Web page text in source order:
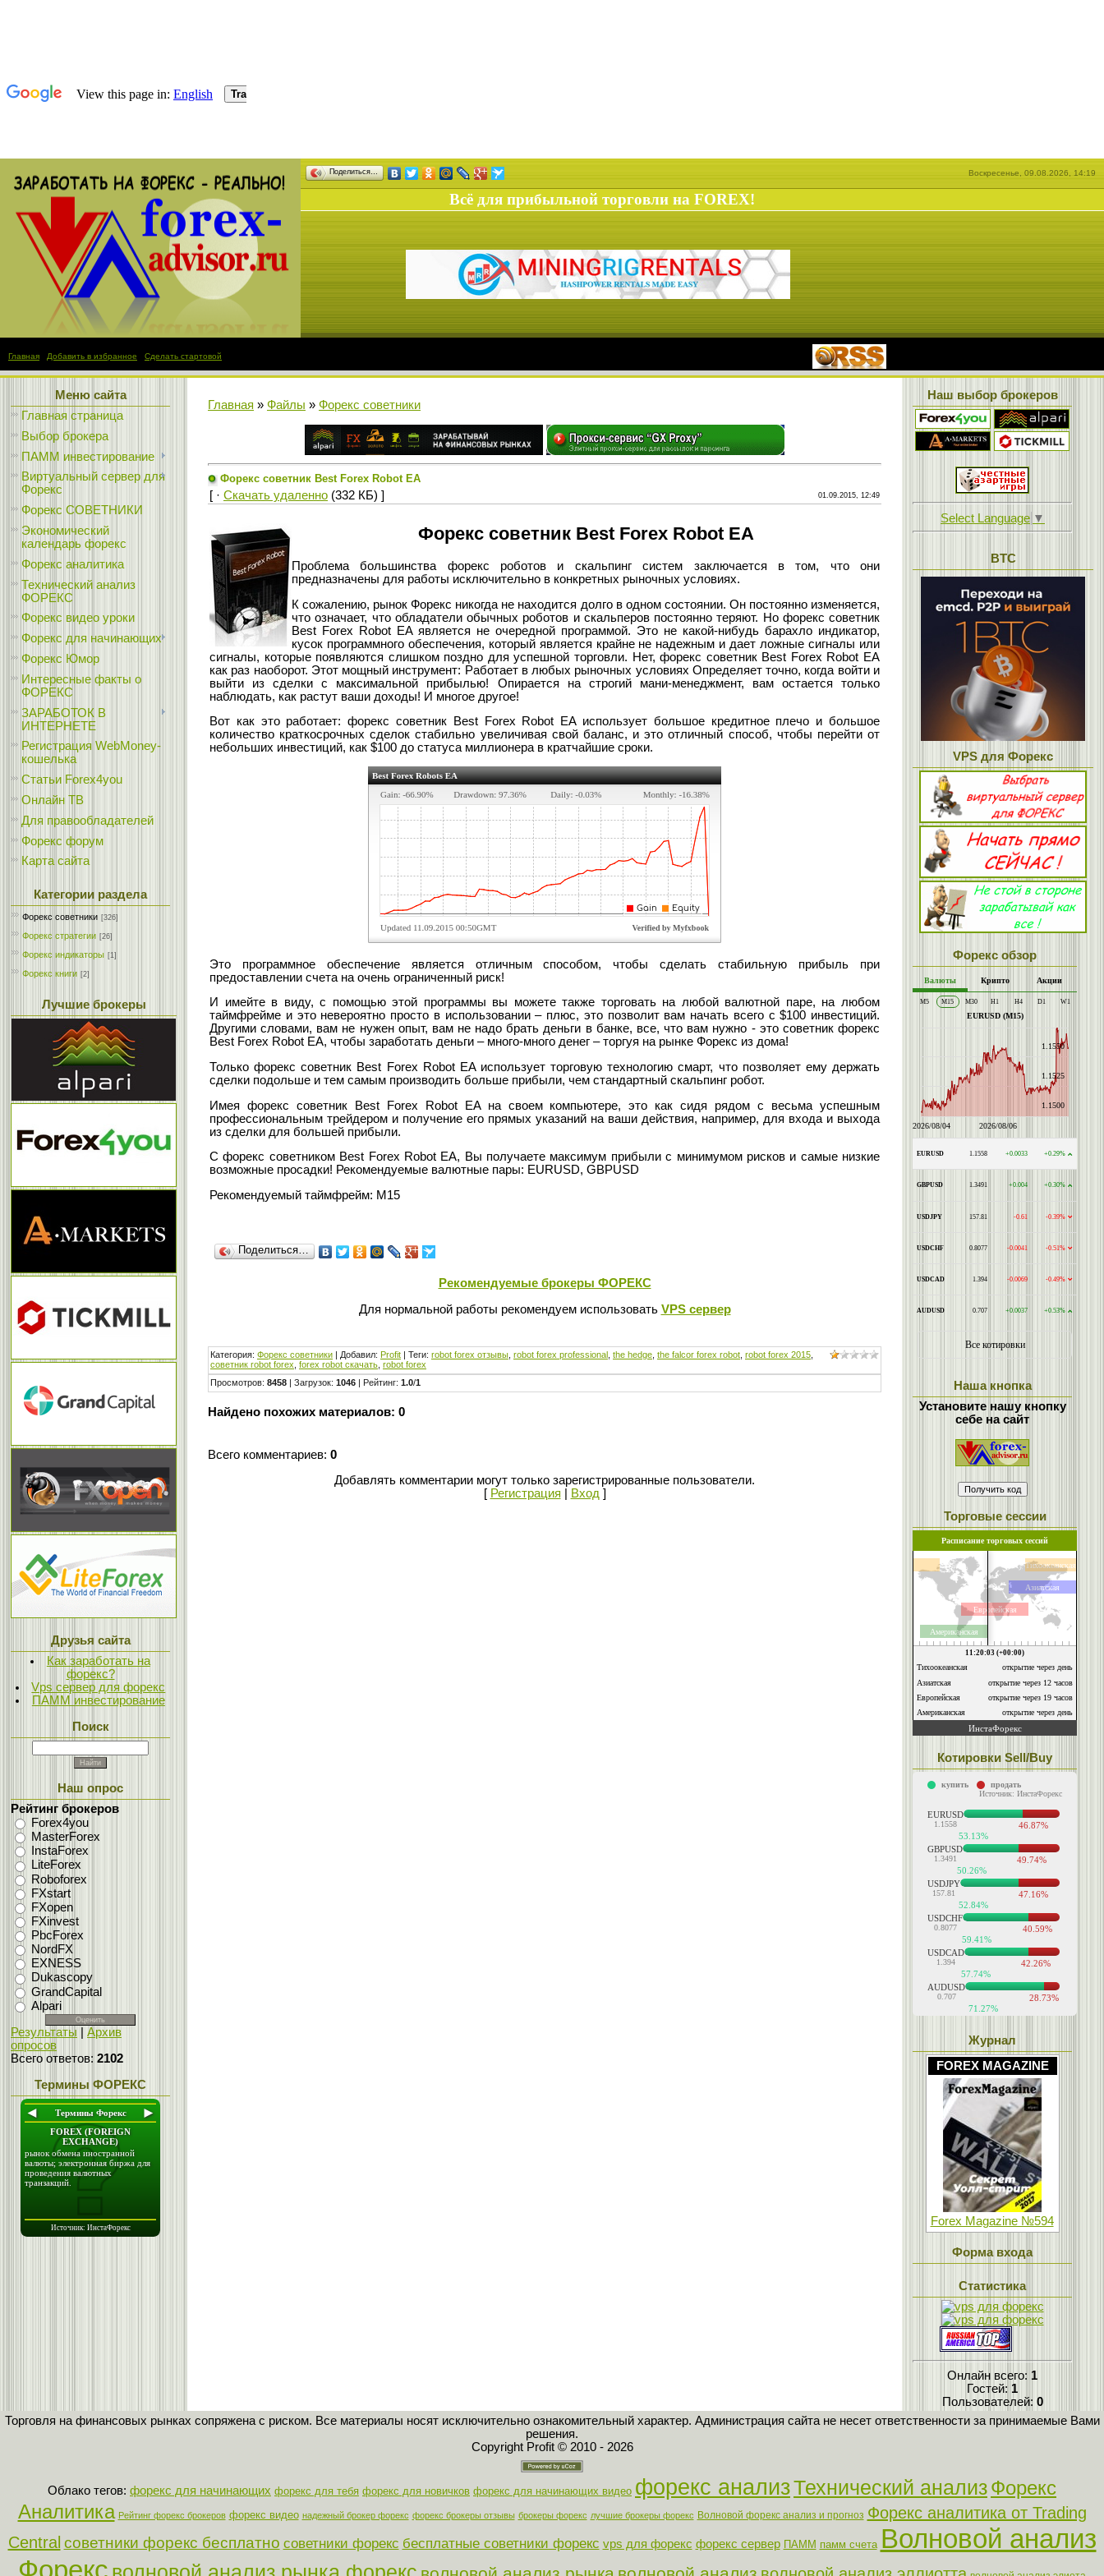
Поделиться… Воскресенье, 09.08.2026, 14:19
Всё для прибыльной торговли на FOREX!
Главная Добавить в избранное Сделать стартовой
Меню сайта
Главная страница
Выбор брокера
ПАММ инвестирование
Виртуальный сервер для
Форекс
Форекс СОВЕТНИКИ
Экономический
календарь форекс
Форекс аналитика
Технический анализ
ФОРЕКС
Форекс видео уроки
Форекс для начинающих
Форекс Юмор
Интересные факты о
ФОРЕКС
ЗАРАБОТОК В
ИНТЕРНЕТЕ
Регистрация WebMoney-
кошелька
Статьи Forex4you
Онлайн ТВ
Для правообладателей
Форекс форум
Карта сайта
Категории раздела
Форекс cоветники [326]
Форекс стратегии [26]
Форекс индикаторы [1]
Форекс книги [2]
Лучшие брокеры
Друзья сайта
Как заработать на
форекс?
Vps сервер для форекс
ПАММ инвестирование
Поиск
Наш опрос
Рейтинг брокеров
Forex4you
MasterForex
InstaForex
LiteForex
Roboforex
FXstart
FXopen
FXinvest
PbcForex
NordFX
EXNESS
Dukascopy
GrandCapital
Alpari
Результаты
Архив
опросов
Всего ответов: 2102
Термины ФОРЕКС
Главная » Файлы » Форекс cоветники
Форекс советник Best Forex Robot EA
[ · Скачать удаленно (332 КБ) ] 01.09.2015, 12:49
Форекс советник Best Forex Robot EA
Проблема большинства форекс роботов и скальпинг систем заключается в том, что они
предназначены для работы исключительно в конкретных рыночных условиях.
К сожалению, рынок Форекс никогда не находится долго в одном состоянии. Он постоянно изменяется,
что означает, что обладатели обычных роботов и скальперов постоянно теряют. Но форекс советник
Best Forex Robot EA является не очередной программой. Это не какой-нибудь барахло индикатор,
кусок программного обеспечения, который является крайне не надежным и дает ложные сигналы или
сигналы, которые появляются слишком поздно для успешной торговли. Нет, форекс советник Best Forex Robot EA
как раз наоборот. Этот мощный инструмент: Работает в любых рыночных условиях Определяет точно, когда войти и
выйти из сделки с максимальной прибылью! Опирается на строгий мани-менеджмент, вам остается только
наблюдать, как растут ваши доходы! И многое другое!
Вот как это работает: форекс советник Best Forex Robot EA использует большое кредитное плечо и большое
количество краткосрочных сделок стабильно увеличивая свой баланс, и это отличный способ, чтобы перейти от
небольших инвестиций, как $100 до статуса миллионера в кратчайшие сроки.
Это программное обеспечение является отличным способом, чтобы сделать стабильную прибыль при
предоставлении счета на очень ограниченный риск!
И имейте в виду, с помощью этой программы вы можете также торговать на любой валютной паре, на любом
таймфрейме и это невероятно просто в использовании – плюс, это позволит вам начать всего с $100 инвестиций.
Другими словами, вам не нужен опыт, вам не надо брать деньги в банке, все, что вам нужно - это советник форекс
Best Forex Robot EA, чтобы заработать деньги – много-много денег – торгуя на рынке Форекс из дома!
Только форекс советник Best Forex Robot EA использует торговую технологию смарт, что позволяет ему держать
сделки подольше и тем самым производить больше прибыли, чем стандартный скальпинг робот.
Имея форекс советник Best Forex Robot EA на своем компьютере, это как сидя рядом с весьма успешным
профессиональным трейдером и получение его прямых указаний на ваши действия, например, для входа и выхода
из сделки для большей прибыли.
С форекс советником Best Forex Robot EA, Вы получаете максимум прибыли с минимумом рисков и самые низкие
возможные просадки! Рекомендуемые валютные пары: EURUSD, GBPUSD
Рекомендуемый таймфрейм: M15
Поделиться…
Рекомендуемые брокеры ФОРЕКС
Для нормальной работы рекомендуем использовать VPS сервер
Категория: Форекс cоветники | Добавил: Profit | Теги: robot forex отзывы robot forex professional the hedge the falcor forex robot robot forex 2015
советник robot forex forex robot скачать robot forex
Просмотров: 8458 | Загрузок: 1046 | Рейтинг: 1.0/1
Найдено похожих материалов: 0
Всего комментариев: 0
Добавлять комментарии могут только зарегистрированные пользователи.
[ Регистрация Вход ]
Наш выбор брокеров
Select Language ▼
BTC
VPS для Форекс
Форекс обзор
Наша кнопка
Установите нашу кнопку
себе на сайт
Торговые сессии
Котировки Sell/Buy
Журнал
FOREX MAGAZINE
Forex Magazine №594
Форма входа
Статистика
Онлайн всего: 1
Гостей: 1
Пользователей: 0
Торговля на финансовых рынках сопряжена с риском. Все материалы носят исключительно ознакомительный характер. Администрация сайта не несет ответственности за принимаемые Вами
решения.
Copyright Profit © 2010 - 2026
Облако тегов: форекс для начинающих форекс для тебя форекс для новичков форекс для начинающих видео форекс анализТехнический анализФорекс
Аналитика Рейтинг форекс брокеров форекс видео надежный брокер форекс форекс брокеры отзывы брокеры форекс лучшие брокеры форекс Волновой форекс анализ и прогноз Форекс аналитика от Trading
Central советники форекс бесплатно советники форекс бесплатные советники форекс vps для форекс форекс сервер ПАММ памм счета Волновой анализ
Форекс